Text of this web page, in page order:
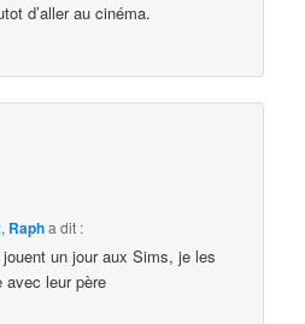
d’aller au cinéma.
, Rapha dit :
un jour aux Sims, je les
avec leur père